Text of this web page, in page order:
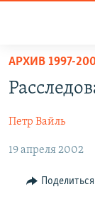
доступа
содержанию
Вернутся
ПОДКАСТЫ
АВТОРСКИЕ
ЦИТАТЫ
МНЕНИЯ
АРХИВ 1997-
Петр Вайль
19 апреля 2002
Поделиться